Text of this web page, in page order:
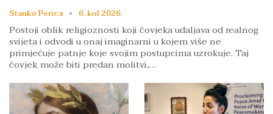
Stanko Perica 6. kol 2026.
Postoji oblik religioznosti koji čovjeka udaljava od realnog
svijeta i odvodi u onaj imaginarni u kojem više ne
primjećuje patnje koje svojim postupcima uzrokuje. Taj
čovjek može biti predan molitvi,…